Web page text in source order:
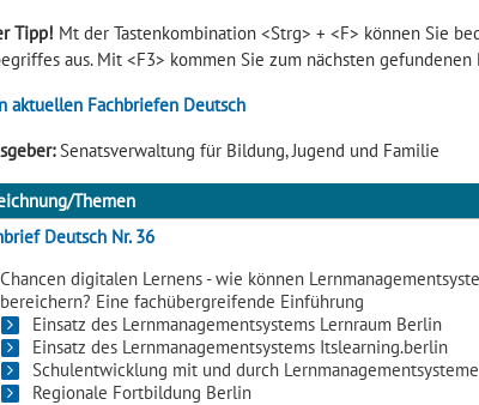
Tipp! Mt der Tastenkombination <Strg> + <F> können Sie
aus. Mit <F3> kommen Sie zum nächsten
aktuellen Fachbriefen Deutsch
Senatsverwaltung für Bildung, Jugend und Familie
Themen
Deutsch Nr. 36
Chancen digitalen Lernens - wie können
bereichern? Eine fachübergreifende Einführung
Einsatz des Lernmanagementsystems Lernraum Berlin
Einsatz des Lernmanagementsystems Itslearning.berlin
Schulentwicklung mit und durch Lernmanagementsysteme
Regionale Fortbildung Berlin